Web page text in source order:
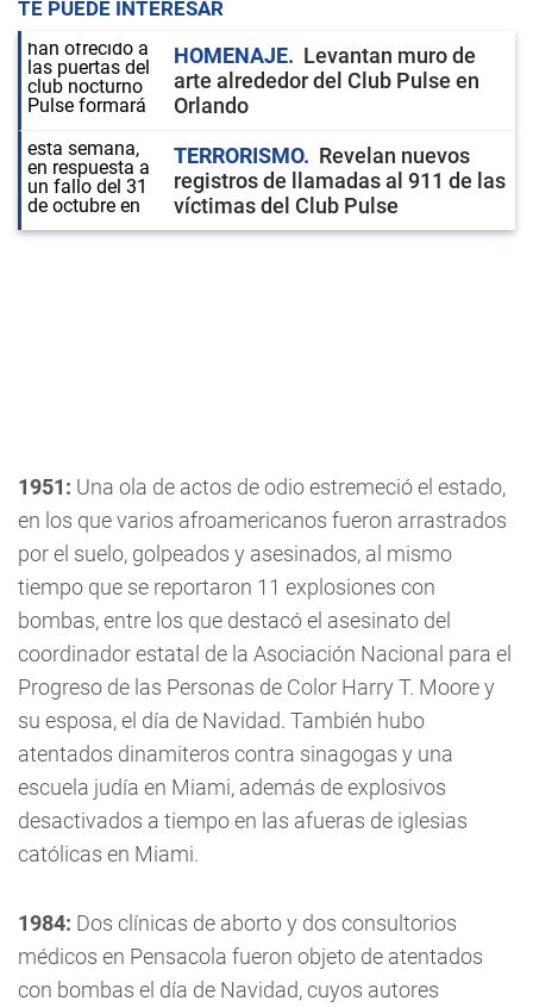
TE PUEDE INTERESAR
HOMENAJE
Levantan muro de
arte alrededor del Club Pulse en
Orlando
TERRORISMO
Revelan nuevos
registros de llamadas al 911 de las
víctimas del Club Pulse
1951: Una ola de actos de odio estremeció el estado,
en los que varios afroamericanos fueron arrastrados
por el suelo, golpeados y asesinados, al mismo
tiempo que se reportaron 11 explosiones con
bombas, entre los que destacó el asesinato del
coordinador estatal de la Asociación Nacional para el
Progreso de las Personas de Color Harry T. Moore y
su esposa, el día de Navidad. También hubo
atentados dinamiteros contra sinagogas y una
escuela judía en Miami, además de explosivos
desactivados a tiempo en las afueras de iglesias
católicas en Miami.
1984: Dos clínicas de aborto y dos consultorios
médicos en Pensacola fueron objeto de atentados
con bombas el día de Navidad, cuyos autores